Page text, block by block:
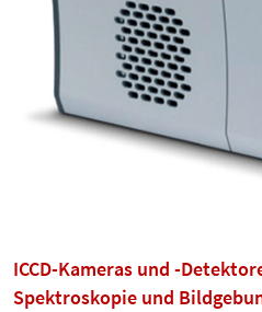
ICCD-Kameras und -
Spektroskopie und